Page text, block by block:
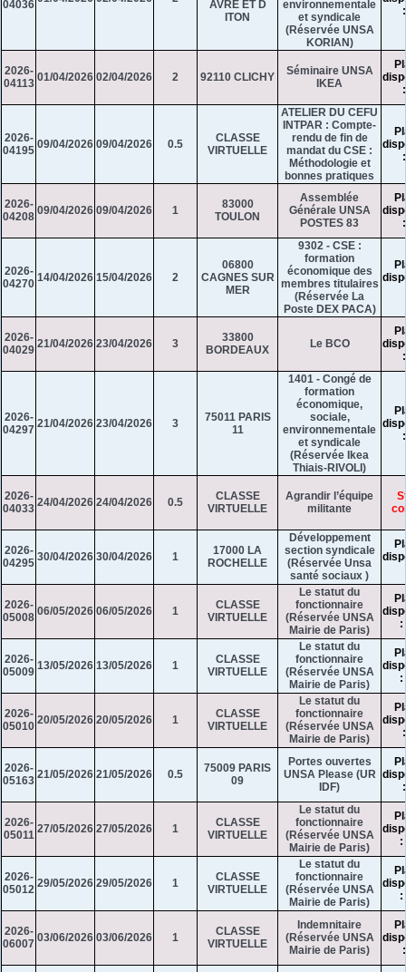
04036
AVRE ET D
ITON
environnementale
et syndicale
(Réservée UNSA
KORIAN)
2026-
04113 01/04/2026 02/04/2026 2 92110 CLICHY
Séminaire UNSA
IKEA
2026-
04195 09/04/2026 09/04/2026 0.5
CLASSE
VIRTUELLE
ATELIER DU CEFU
INTPAR : Compte-
rendu de fin de
mandat du CSE :
Méthodologie et
bonnes pratiques
2026-
04208 09/04/2026 09/04/2026 1
83000
TOULON
Assemblée
Générale UNSA
POSTES 83
2026-
04270 14/04/2026 15/04/2026 2
06800
CAGNES SUR
MER
9302 - CSE :
formation
économique des
membres titulaires
(Réservée La
Poste DEX PACA)
2026-
04029 21/04/2026 23/04/2026 3
33800
BORDEAUX
Le BCO
2026-
04297 21/04/2026 23/04/2026 3
75011 PARIS
11
1401 - Congé de
formation
économique,
sociale,
environnementale
et syndicale
(Réservée Ikea
Thiais-RIVOLI)
2026-
04033 24/04/2026 24/04/2026 0.5
CLASSE
VIRTUELLE
Agrandir l’équipe
militante
2026-
04295 30/04/2026 30/04/2026 1
17000 LA
ROCHELLE
Développement
section syndicale
(Réservée Unsa
santé sociaux )
2026-
05008 06/05/2026 06/05/2026 1
CLASSE
VIRTUELLE
Le statut du
fonctionnaire
(Réservée UNSA
Mairie de Paris)
:
2026-
05009 13/05/2026 13/05/2026 1
CLASSE
VIRTUELLE
Le statut du
fonctionnaire
(Réservée UNSA
Mairie de Paris)
:
2026-
05010 20/05/2026 20/05/2026 1
CLASSE
VIRTUELLE
Le statut du
fonctionnaire
(Réservée UNSA
Mairie de Paris)
2026-
05163 21/05/2026 21/05/2026 0.5
75009 PARIS
09
Portes ouvertes
UNSA Please (UR
IDF)
2026-
05011 27/05/2026 27/05/2026 1
CLASSE
VIRTUELLE
Le statut du
fonctionnaire
(Réservée UNSA
Mairie de Paris)
:
2026-
05012 29/05/2026 29/05/2026 1
CLASSE
VIRTUELLE
Le statut du
fonctionnaire
(Réservée UNSA
Mairie de Paris)
:
2026-
06007 03/06/2026 03/06/2026 1
CLASSE
VIRTUELLE
Indemnitaire
(Réservée UNSA
Mairie de Paris)